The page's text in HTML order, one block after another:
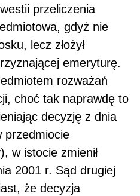
przeliczenia
gdyż nie
lecz złożył
emeryturę.
rozważań
choć tak naprawdę to
decyzję z dnia
przedmiocie
w istocie zmienił
2001 r. Sąd drugiej
że decyzja